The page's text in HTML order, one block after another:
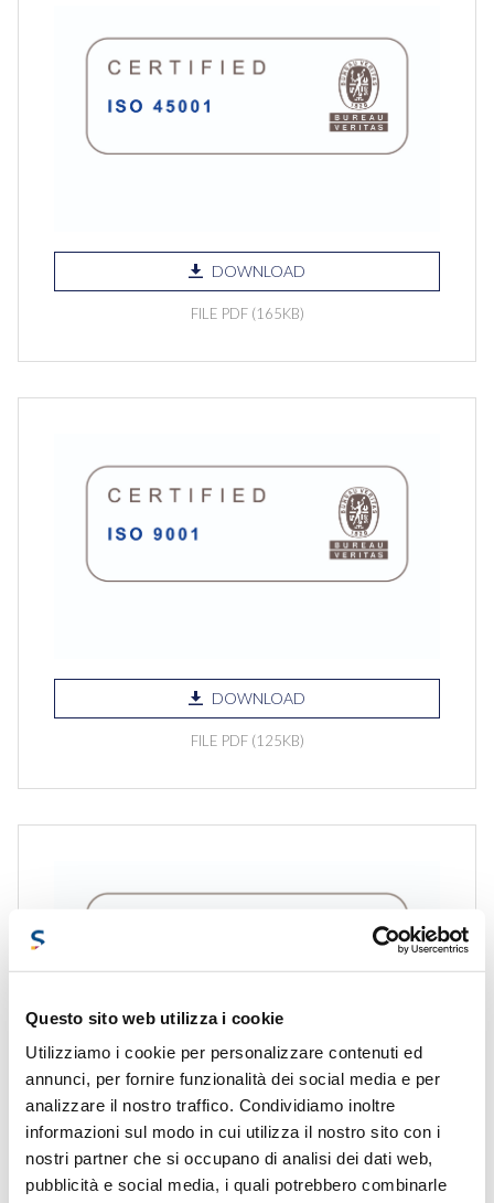
Questo sito web utilizza i cookie
Utilizziamo i cookie per personalizzare contenuti ed
annunci, per fornire funzionalità dei social media e per
analizzare il nostro traffico. Condividiamo inoltre
informazioni sul modo in cui utilizza il nostro sito con i
nostri partner che si occupano di analisi dei dati web,
pubblicità e social media, i quali potrebbero combinarle
DOWNLOAD
FILE PDF (165KB)
DOWNLOAD
FILE PDF (125KB)
DOWNLOAD
FILE PDF (165KB)